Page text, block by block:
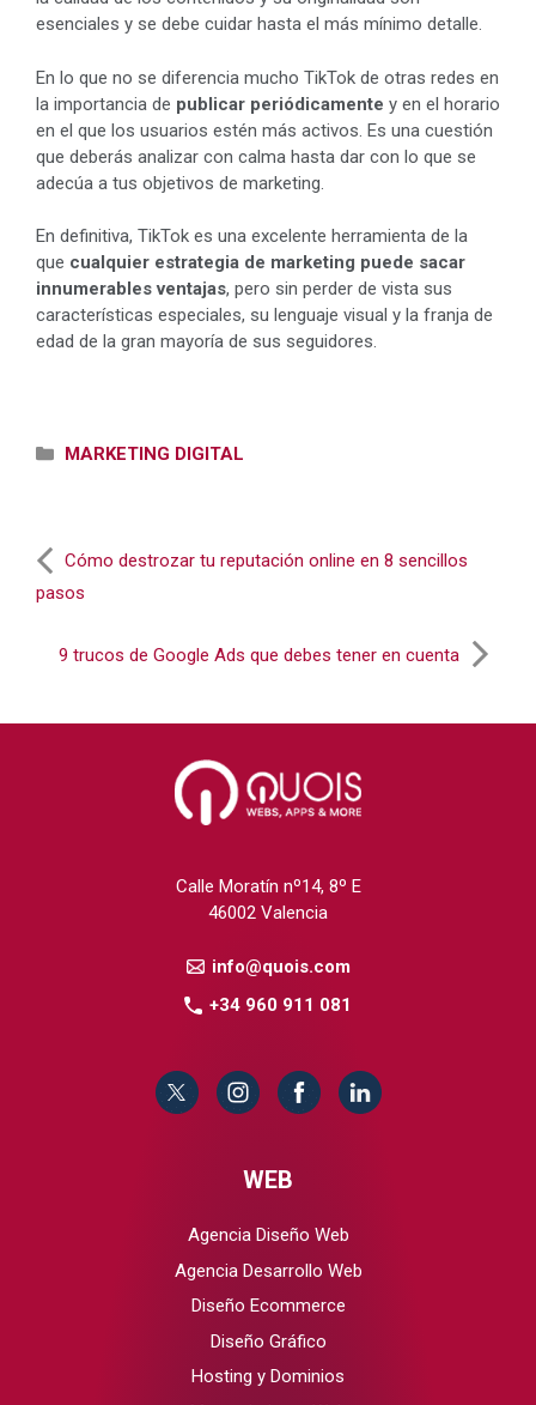
esenciales y se debe cuidar hasta el más mínimo detalle.
En lo que no se diferencia mucho TikTok de otras redes en
la importancia de publicar periódicamente y en el horario
en el que los usuarios estén más activos. Es una cuestión
que deberás analizar con calma hasta dar con lo que se
adecúa a tus objetivos de marketing.
En definitiva, TikTok es una excelente herramienta de la
que cualquier estrategia de marketing puede sacar
innumerables ventajas, pero sin perder de vista sus
características especiales, su lenguaje visual y la franja de
edad de la gran mayoría de sus seguidores.
Categorías
MARKETING DIGITAL
Cómo destrozar tu reputación online en 8 sencillos
pasos
9 trucos de Google Ads que debes tener en cuenta
Calle Moratín nº14, 8º E
46002 Valencia
info@quois.com
+34 960 911 081
WEB
Agencia Diseño Web
Agencia Desarrollo Web
Diseño Ecommerce
Diseño Gráfico
Hosting y Dominios